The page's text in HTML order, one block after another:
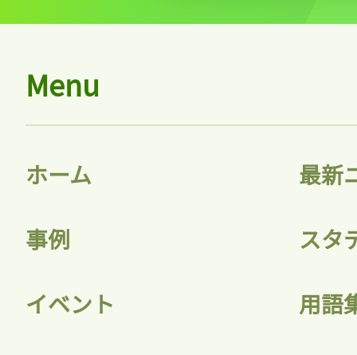
Menu
ホーム 最新
事例 スタ
イベント 用語